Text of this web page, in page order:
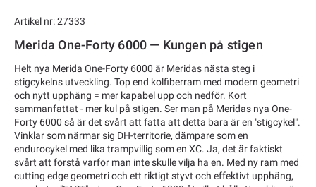
Artikel nr: 27333
Merida One-Forty 6000 — Kungen på stigen
Helt nya Merida One-Forty 6000 är Meridas nästa steg i
stigcykelns utveckling. Top end kolfiberram med modern geometri
och nytt upphäng = mer kapabel upp och nedför. Kort
sammanfattat - mer kul på stigen. Ser man på Meridas nya One-
Forty 6000 så är det svårt att fatta att detta bara är en "stigcykel".
Vinklar som närmar sig DH-territorie, dämpare som en
endurocykel med lika trampvillig som en XC. Ja, det är faktiskt
svårt att förstå varför man inte skulle vilja ha en. Med ny ram med
cutting edge geometri och ett riktigt styvt och effektivt upphäng,